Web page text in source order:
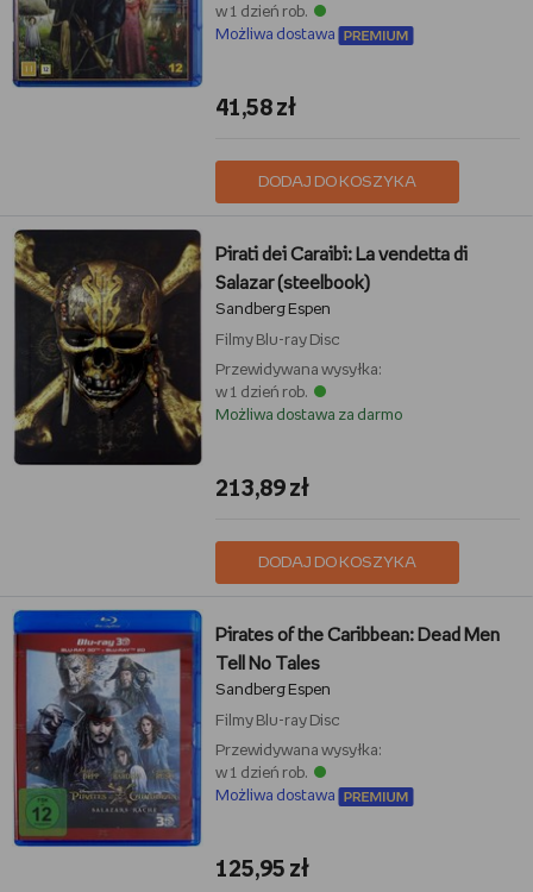
w 1 dzień rob.
Możliwa dostawa
41,58 zł
DODAJ DO KOSZYKA
Pirati dei Caraibi: La vendetta di
Salazar (steelbook)
Sandberg Espen
Filmy Blu-ray Disc
Przewidywana wysyłka:
w 1 dzień rob.
Możliwa dostawa za darmo
213,89 zł
DODAJ DO KOSZYKA
Pirates of the Caribbean: Dead Men
Tell No Tales
Sandberg Espen
Filmy Blu-ray Disc
Przewidywana wysyłka:
w 1 dzień rob.
Możliwa dostawa
125,95 zł